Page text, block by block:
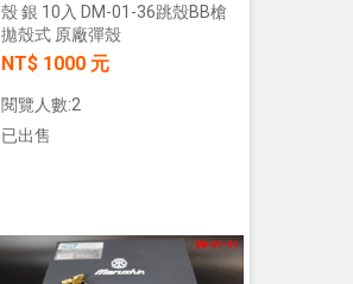
殼 銀 10入 DM-01-36跳殼BB槍
拋殼式 原廠彈殼
NT$ 1000 元
閱覽人數:2
已出售